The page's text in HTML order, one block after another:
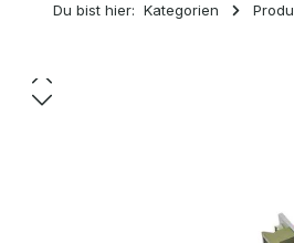
Du bist hier: Kategorien
Bildergalerie überspringen